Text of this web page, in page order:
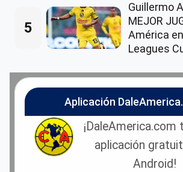
5
Guillermo
MEJOR
América
Leagues
Aplicación
¡DaleAmerica.com
aplicación
Android!